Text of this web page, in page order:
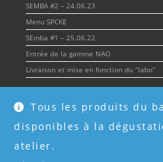
Tous les produits du
disponibles à la
atelier.
SEMBA #2 – 24.06.23
Menu SPCKE
SEmba #1 – 25.06.22
Entrée de la gamme NAO
Livraison et mise en fonction du “labo”
© Spirit & Cocktail Embassy 2022 -